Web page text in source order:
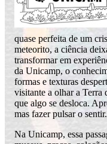
quase perfeita de um
meteorito, a ciência
transformar em
da Unicamp, o
formas e texturas
visitante a olhar a Terra
que algo se desloca.
mas fazer pulsar o sentir.
Na Unicamp, essa